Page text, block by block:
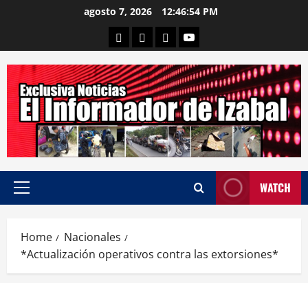
agosto 7, 2026 12:46:55 PM
Departamental
Nacionales
Internacional
Canal
Primary
WATCH
Home
Nacionales
*Actualización operativos contra las extorsiones*